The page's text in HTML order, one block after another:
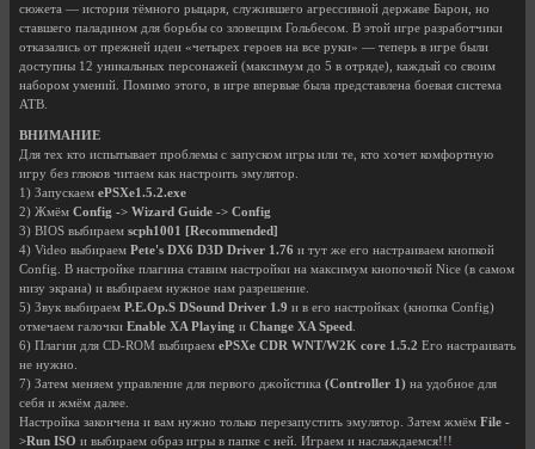
сюжета — история тёмного рыцаря, служившего агрессивной державе Барон, но
ставшего паладином для борьбы со зловещим Гольбесом. В этой игре разработчики
отказались от прежней идеи «четырех героев на все руки» — теперь в игре были
доступны 12 уникальных персонажей (максимум до 5 в отряде), каждый со своим
набором умений. Помимо этого, в игре впервые была представлена боевая система
ATB.
ВНИМАНИЕ
Для тех кто испытывает проблемы с запуском игры или те, кто хочет комфортную
игру без глюков читаем как настроить эмулятор.
1) Запускаем ePSXe1.5.2.exe
2) Жмём Config -> Wizard Guide -> Config
3) BIOS выбираем scph1001 [Recommended]
4) Video выбираем Pete's DX6 D3D Driver 1.76 и тут же его настраиваем кнопкой
Config. В настройке плагина ставим настройки на максимум кнопочкой Nice (в самом
низу экрана) и выбираем нужное нам разрешение.
5) Звук выбираем P.E.Op.S DSound Driver 1.9 и в его настройках (кнопка Config)
отмечаем галочки Enable XA Playing и Change XA Speed
6) Плагин для CD-ROM выбираем ePSXe CDR WNT/W2K core 1.5.2 Его настраивать
не нужно.
7) Затем меняем управление для первого джойстика (Controller 1) на удобное для
себя и жмём далее.
Настройка закончена и вам нужно только перезапустить эмулятор. Затем жмём File -
>Run ISO и выбираем образ игры в папке с ней. Играем и наслаждаемся!!!